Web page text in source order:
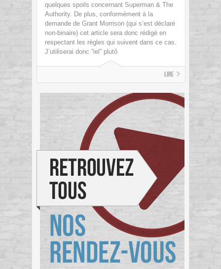
quelques spoils concernant Superman & The
Authority. De plus, conformément à la
demande de Grant Morrison (qui s’est déclaré
non-binaire) cet article sera donc rédigé en
respectant les règles qui suivent dans ce cas.
J’utiliserai donc “iel” plutô
Lire